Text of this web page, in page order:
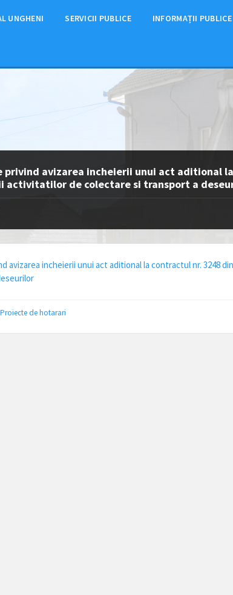
UNGHENI SERVICII PUBLICE INFORMAȚII PUBLICE
privind avizarea incheierii unui act aditional
activitatilor de colectare si transport a
avizarea incheierii unui act aditional la contractul nr. 3248
Proiecte de hotarari